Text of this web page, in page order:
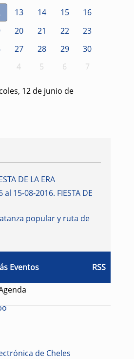
13 14 15
16
20 21 22
23
27 28 29
30
4 5 6 7
12 de junio de
DE LA ERA
al 15-08-2016. FIESTA DE
popular y ruta de
Eventos RSS
de Cheles